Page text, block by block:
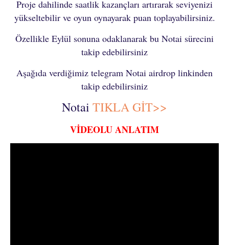
Proje dahilinde saatlik kazançları artırarak seviyenizi
yükseltebilir ve oyun oynayarak puan toplayabilirsiniz.
Özellikle Eylül sonuna odaklanarak bu Notai sürecini
takip edebilirsiniz
Aşağıda verdiğimiz telegram Notai airdrop linkinden
takip edebilirsiniz
Notai TIKLA GİT>>
VİDEOLU ANLATIM